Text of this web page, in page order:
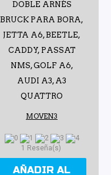
DOBLE ARNÉS
BRUCK PARA BORA,
JETTA A6, BEETLE,
CADDY, PASSAT
NMS, GOLF A6,
AUDI A3, A3
QUATTRO
MOVEN3
1 Reseña(s)
AÑADIR AL